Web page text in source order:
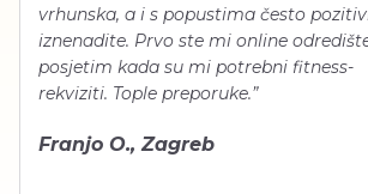
vrhunska, a i s popustima često
iznenadite. Prvo ste mi online
posjetim kada su mi potrebni fitness-
rekviziti. Tople preporuke.”
Franjo O., Zagreb